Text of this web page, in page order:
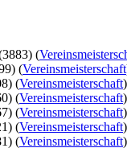
(
(Vereinsmeisterschaft
(Vereinsmeisterschaft)
(Vereinsmeisterschaft)
(Vereinsmeisterschaft)
(Vereinsmeisterschaft)
(Vereinsmeisterschaft)